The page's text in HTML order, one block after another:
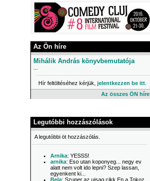
Az Ön híre
Mihálik András könyvbemutatója
Hír feltöltéséhez kérjük, jelentkezzen be itt
Az összes ÖN híre
Legutóbbi hozzászólások
A legutóbbi öt hozzászólás.
Arnika: YESSS!
arnika: Eso utan koponyeg... negy ev
alatt nem volt ido lepni? Szep lassan,
egyenkent ki...
Bela: Szuper az ujsag cikk.En a Tokoz